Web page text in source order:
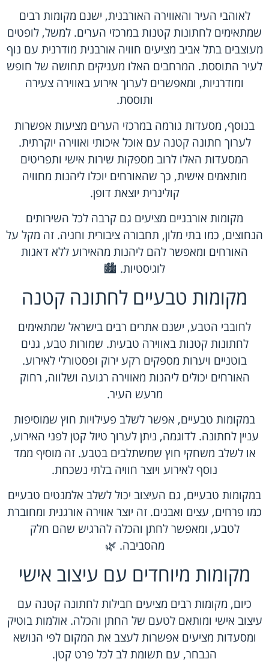
לאוהבי העיר והאווירה האורבנית, ישנם מקומות רבים
שמתאימים לחתונות קטנות במרכזי הערים. למשל, לופטים
מעוצבים בתל אביב מציעים חוויה אורבנית מודרנית עם נוף
לעיר התוססת. המרחבים האלו מעניקים תחושה של חופש
ומודרניות, ומאפשרים לערוך אירוע באווירה צעירה
ותוססת.
בנוסף, מסעדות גורמה במרכזי הערים מציעות אפשרות
לערוך חתונה קטנה עם אוכל איכותי ואווירה יוקרתית.
המסעדות האלו לרוב מספקות שירות אישי ותפריטים
מותאמים אישית, כך שהאורחים יוכלו ליהנות מחוויה
קולינרית יוצאת דופן.
מקומות אורבניים מציעים גם קרבה לכל השירותים
הנחוצים, כמו בתי מלון, תחבורה ציבורית וחניה. זה מקל על
האורחים ומאפשר להם ליהנות מהאירוע ללא דאגות
לוגיסטיות. 🏙️
מקומות טבעיים לחתונה קטנה
לחובבי הטבע, ישנם אתרים רבים בישראל שמתאימים
לחתונות קטנות באווירה טבעית. שמורות טבע, גנים
בוטניים ויערות מספקים רקע ירוק ופסטורלי לאירוע.
האורחים יכולים ליהנות מאווירה רגועה ושלווה, רחוק
מרעש העיר.
במקומות טבעיים, אפשר לשלב פעילויות חוץ שמוסיפות
עניין לחתונה. לדוגמה, ניתן לערוך טיול קטן לפני האירוע,
או לשלב משחקי חוץ שמשתלבים בטבע. זה מוסיף ממד
נוסף לאירוע ויוצר חוויה בלתי נשכחת.
במקומות טבעיים, גם העיצוב יכול לשלב אלמנטים טבעיים
כמו פרחים, עצים ואבנים. זה יוצר אווירה אורגנית ומחוברת
לטבע, ומאפשר לחתן והכלה להרגיש שהם חלק
מהסביבה. 🌿
מקומות מיוחדים עם עיצוב אישי
כיום, מקומות רבים מציעים חבילות לחתונה קטנה עם
עיצוב אישי ומותאם לטעם של החתן והכלה. אולמות בוטיק
ומסעדות מציעים אפשרות לעצב את המקום לפי הנושא
הנבחר, עם תשומת לב לכל פרט קטן.